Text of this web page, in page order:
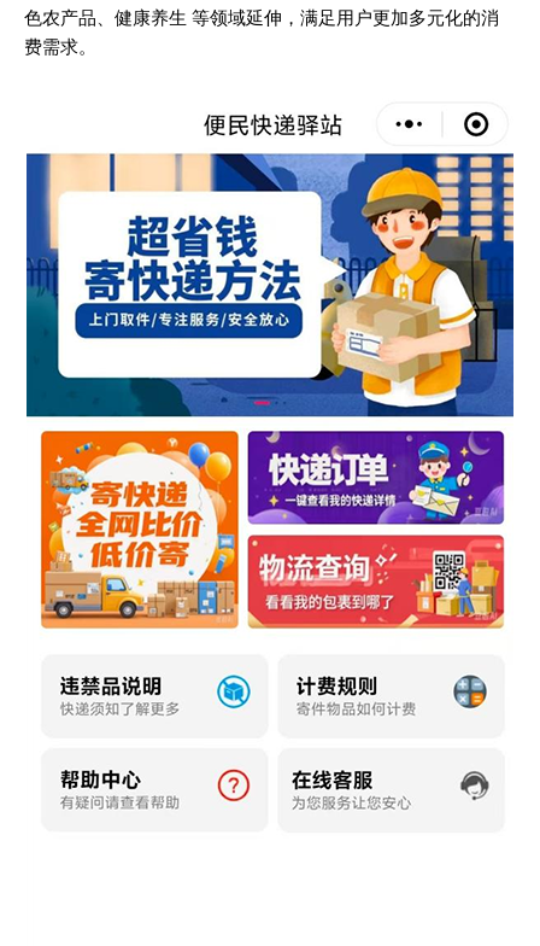
色农产品、健康养生 等领域延伸，满足用户更加多元化的消
费需求。